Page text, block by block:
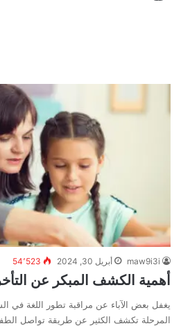
maw9i3i أبريل 30, 2024 54٬523
أهمية الكشف المبكر عن
يغفل بعض الآباء عن مراقبة تطور اللغة في
المرحلة تكشف الكثير عن طريقة تواصل